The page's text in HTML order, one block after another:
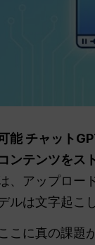
能 チャット
コンテンツをス
、アップロー
ルは文字起こ
こに真の課題